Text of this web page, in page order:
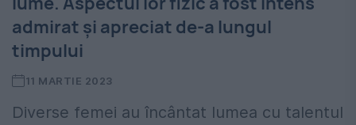
admirat și apreciat de-a lungul
timpului
11 MARTIE 2023
Diverse femei au încântat lumea cu talentul